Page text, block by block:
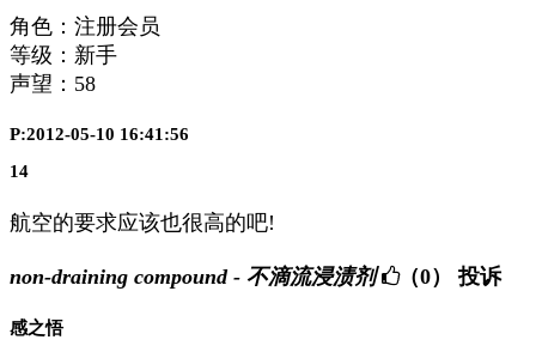
角色：注册会员
等级：新手
声望： 58
P:2012-05-10 16:41:56
14
航空的要求应该也很高的吧!
non-draining compound - 不滴流浸渍剂 （0） 投诉
感之悟